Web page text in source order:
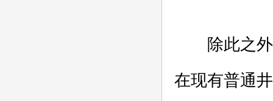
除此之外
在现有普通